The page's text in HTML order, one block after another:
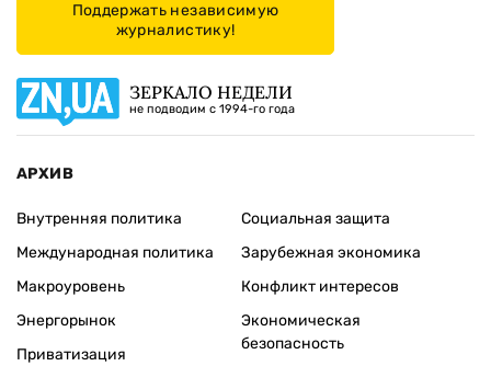
Поддержать независимую
журналистику!
ЗЕРКАЛО НЕДЕЛИ
не подводим с 1994-го года
АРХИВ
Внутренняя политика
Международная политика
Макроуровень
Энергорынок
Приватизация
Социальная защита
Зарубежная экономика
Конфликт интересов
Экономическая
безопасность